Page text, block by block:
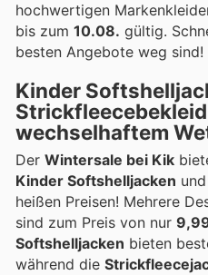
hochwertigen
bis zum 10.08. gültig.
besten Angebote weg sind!
Kinder
wechselhaftem
Der Wintersale bei Kik
Kinder Softshelljacken und
heißen Preisen! Mehrere
sind zum Preis von nur
Softshelljacken bieten
während die